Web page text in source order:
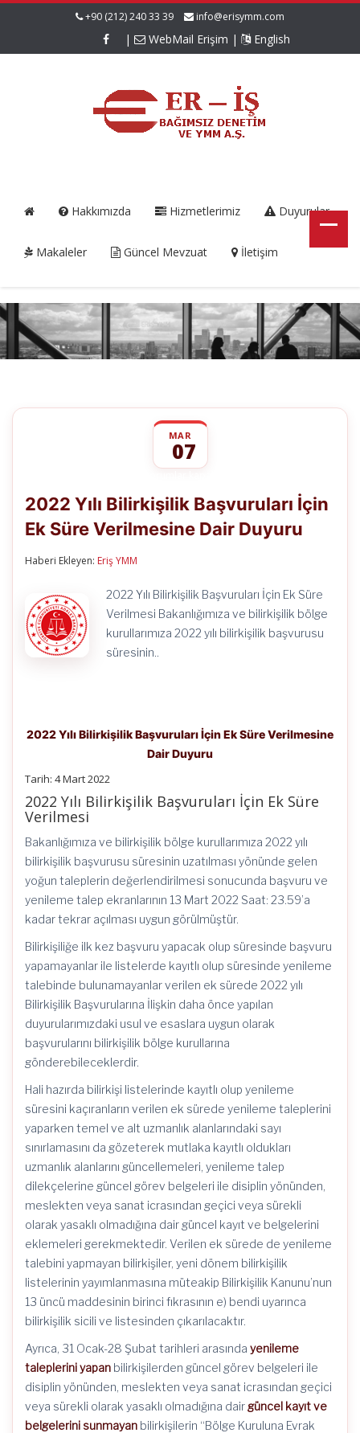
+90 (212) 240 33 39 info@erisymm.com
| WebMail Erişim | English
Hakkımızda Hizmetlerimiz Duyurular
Makaleler Güncel Mevzuat İletişim
MAR
07
Bilirkişilik
Başvuruları
İçin
Duyuru
için
2022 Yılı Bilirkişilik Başvuruları İçin
Ek Süre Verilmesine Dair Duyuru
Haberi Ekleyen: Eriş YMM
2022 Yılı Bilirkişilik Başvuruları İçin Ek Süre
Verilmesi Bakanlığımıza ve bilirkişilik bölge
kurullarımıza 2022 yılı bilirkişilik başvurusu
süresinin..
2022 Yılı Bilirkişilik Başvuruları İçin Ek Süre Verilmesine
Dair Duyuru
Tarih: 4 Mart 2022
2022 Yılı Bilirkişilik Başvuruları İçin Ek Süre
Verilmesi
Bakanlığımıza ve bilirkişilik bölge kurullarımıza 2022 yılı
bilirkişilik başvurusu süresinin uzatılması yönünde gelen
yoğun taleplerin değerlendirilmesi sonucunda başvuru ve
yenileme talep ekranlarının 13 Mart 2022 Saat: 23.59’a
kadar tekrar açılması uygun görülmüştür.
Bilirkişiliğe ilk kez başvuru yapacak olup süresinde başvuru
yapamayanlar ile listelerde kayıtlı olup süresinde yenileme
talebinde bulunamayanlar verilen ek sürede 2022 yılı
Bilirkişilik Başvurularına İlişkin daha önce yapılan
duyurularımızdaki usul ve esaslara uygun olarak
başvurularını bilirkişilik bölge kurullarına
gönderebileceklerdir.
Hali hazırda bilirkişi listelerinde kayıtlı olup yenileme
süresini kaçıranların verilen ek sürede yenileme taleplerini
yaparken temel ve alt uzmanlık alanlarındaki sayı
sınırlamasını da gözeterek mutlaka kayıtlı oldukları
uzmanlık alanlarını güncellemeleri, yenileme talep
dilekçelerine güncel görev belgeleri ile disiplin yönünden,
meslekten veya sanat icrasından geçici veya sürekli
olarak yasaklı olmadığına dair güncel kayıt ve belgelerini
eklemeleri gerekmektedir. Verilen ek sürede de yenileme
talebini yapmayan bilirkişiler, yeni dönem bilirkişilik
listelerinin yayımlanmasına müteakip Bilirkişilik Kanunu’nun
13 üncü maddesinin birinci fıkrasının e) bendi uyarınca
bilirkişilik sicili ve listesinden çıkarılacaktır.
Ayrıca, 31 Ocak-28 Şubat tarihleri arasında yenileme
taleplerini yapan bilirkişilerden güncel görev belgeleri ile
disiplin yönünden, meslekten veya sanat icrasından geçici
veya sürekli olarak yasaklı olmadığına dairgüncel kayıt ve
belgelerini sunmayan bilirkişilerin “Bölge Kuruluna Evrak